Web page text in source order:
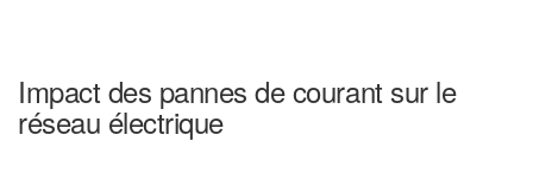
Impact des pannes de courant sur le
réseau électrique